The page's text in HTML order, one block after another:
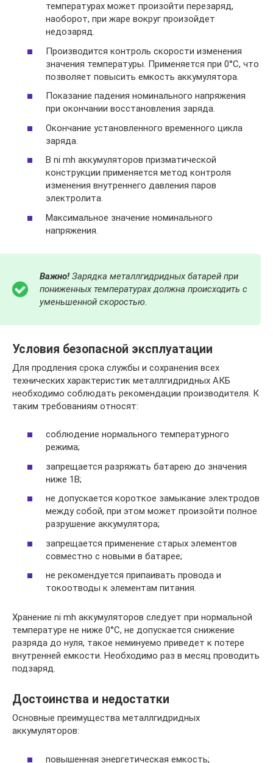
температурах может произойти перезаряд,
наоборот, при жаре вокруг произойдет
недозаряд.
Производится контроль скорости изменения
значения температуры. Применяется при 0°С, что
позволяет повысить емкость аккумулятора.
Показание падения номинального напряжения
при окончании восстановления заряда.
Окончание установленного временного цикла
заряда.
В ni mh аккумуляторов призматической
конструкции применяется метод контроля
изменения внутреннего давления паров
электролита.
Максимальное значение номинального
напряжения.
Важно! Зарядка металлгидридных батарей при
пониженных температурах должна происходить с
уменьшенной скоростью.
Условия безопасной эксплуатации
Для продления срока службы и сохранения всех
технических характеристик металлгидридных АКБ
необходимо соблюдать рекомендации производителя. К
таким требованиям относят:
соблюдение нормального температурного
режима;
запрещается разряжать батарею до значения
ниже 1В;
не допускается короткое замыкание электродов
между собой, при этом может произойти полное
разрушение аккумулятора;
запрещается применение старых элементов
совместно с новыми в батарее;
не рекомендуется припаивать провода и
токоотводы к элементам питания.
Хранение ni mh аккумуляторов следует при нормальной
температуре не ниже 0°С, не допускается снижение
разряда до нуля, такое неминуемо приведет к потере
внутренней емкости. Необходимо раз в месяц проводить
подзаряд.
Достоинства и недостатки
Основные преимущества металлгидридных
аккумуляторов:
повышенная энергетическая емкость;